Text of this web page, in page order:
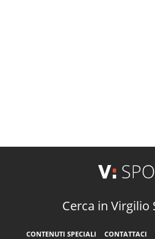
Cerca in Virgilio
CONTENUTI SPECIALI CONTATTACI